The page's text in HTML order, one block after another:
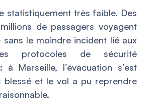
statistiquement très faible. Des
de passagers voyagent
sans le moindre incident lié aux
protocoles de sécurité
Marseille, l’évacuation s’est
blessé et le vol a pu reprendre